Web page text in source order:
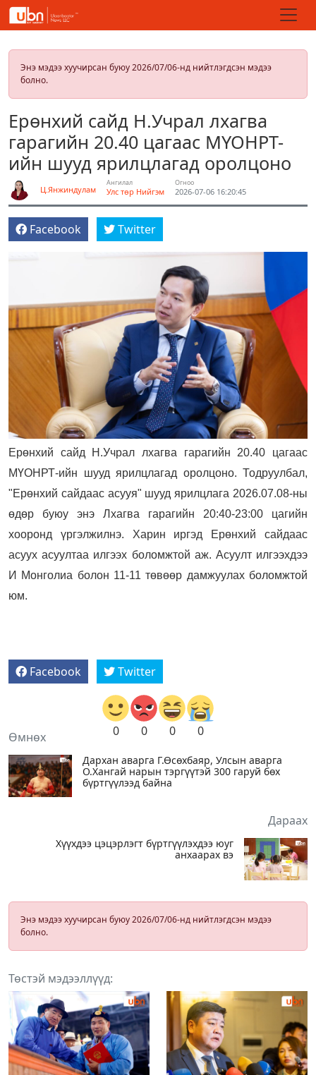
Энэ мэдээ хуучирсан буюу 2026/07/06-нд нийтлэгдсэн мэдээ
болно.
Ерөнхий сайд Н.Учрал лхагва
гарагийн 20.40 цагаас МҮОНРТ-
ийн шууд ярилцлагад оролцоно
Ц.Янжиндулам
Ангилал
Улс төр Нийгэм
Огноо
2026-07-06 16:20:45
Facebook Twitter
Ерөнхий сайд Н.Учрал лхагва гарагийн 20.40 цагаас
МҮОНРТ-ийн шууд ярилцлагад оролцоно. Тодруулбал,
"Ерөнхий сайдаас асууя" шууд ярилцлага 2026.07.08-ны
өдөр буюу энэ Лхагва гарагийн 20:40-23:00 цагийн
хооронд үргэлжилнэ. Харин иргэд Ерөнхий сайдаас
асуух асуултаа илгээх боломжтой аж. Асуулт илгээхдээ
И Монголиа болон 11-11 төвөөр дамжуулах боломжтой
юм.
Facebook Twitter
0 0 0 0
Өмнөх
Дархан аварга Г.Өсөхбаяр, Улсын аварга
О.Хангай нарын тэргүүтэй 300 гаруй бөх
бүртгүүлээд байна
Дараах
Хүүхдээ цэцэрлэгт бүртгүүлэхдээ юуг
анхаарах вэ
Энэ мэдээ хуучирсан буюу 2026/07/06-нд нийтлэгдсэн мэдээ
болно.
Төстэй мэдээллүүд: